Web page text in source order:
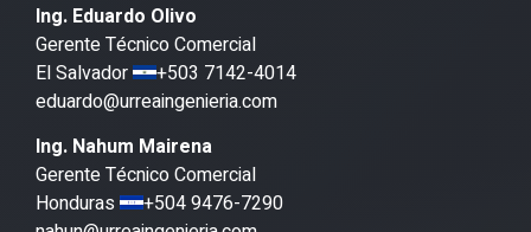
Ing. Eduardo Olivo
Gerente Técnico Comercial
El Salvador
+503 7142-4014
eduardo@urreaingenieria.com
Ing. Nahum Mairena
Gerente Técnico Comercial
Honduras
+504 9476-7290